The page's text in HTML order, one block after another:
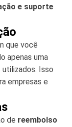
e suporte
que você
apenas uma
Isso
empresas e
de reembolso